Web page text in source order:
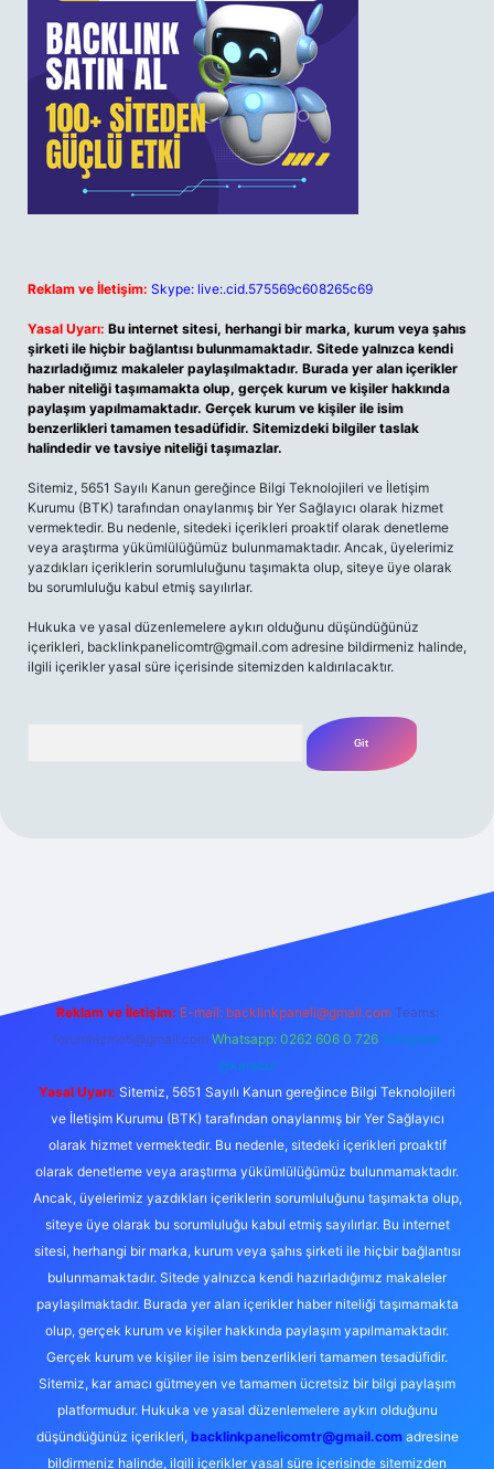
Reklam ve İletişim: Skype: live:.cid.575569c608265c69
Yasal Uyarı: Bu internet sitesi, herhangi bir marka, kurum veya şahıs
şirketi ile hiçbir bağlantısı bulunmamaktadır. Sitede yalnızca kendi
hazırladığımız makaleler paylaşılmaktadır. Burada yer alan içerikler
haber niteliği taşımamakta olup, gerçek kurum ve kişiler hakkında
paylaşım yapılmamaktadır. Gerçek kurum ve kişiler ile isim
benzerlikleri tamamen tesadüfidir. Sitemizdeki bilgiler taslak
halindedir ve tavsiye niteliği taşımazlar.
Sitemiz, 5651 Sayılı Kanun gereğince Bilgi Teknolojileri ve İletişim
Kurumu (BTK) tarafından onaylanmış bir Yer Sağlayıcı olarak hizmet
vermektedir. Bu nedenle, sitedeki içerikleri proaktif olarak denetleme
veya araştırma yükümlülüğümüz bulunmamaktadır. Ancak, üyelerimiz
yazdıkları içeriklerin sorumluluğunu taşımakta olup, siteye üye olarak
bu sorumluluğu kabul etmiş sayılırlar.
Hukuka ve yasal düzenlemelere aykırı olduğunu düşündüğünüz
içerikleri, backlinkpanelicomtr@gmail.com adresine bildirmeniz halinde,
ilgili içerikler yasal süre içerisinde sitemizden kaldırılacaktır.
Reklam ve İletişim: E-mail: backlinkpaneli@gmail.com Teams:
forumhizmeti@gmail.com Whatsapp: 0262 606 0 726 Telegram:
@karabul
Yasal Uyarı: Sitemiz, 5651 Sayılı Kanun gereğince Bilgi Teknolojileri
ve İletişim Kurumu (BTK) tarafından onaylanmış bir Yer Sağlayıcı
olarak hizmet vermektedir. Bu nedenle, sitedeki içerikleri proaktif
olarak denetleme veya araştırma yükümlülüğümüz bulunmamaktadır.
Ancak, üyelerimiz yazdıkları içeriklerin sorumluluğunu taşımakta olup,
siteye üye olarak bu sorumluluğu kabul etmiş sayılırlar. Bu internet
sitesi, herhangi bir marka, kurum veya şahıs şirketi ile hiçbir bağlantısı
bulunmamaktadır. Sitede yalnızca kendi hazırladığımız makaleler
paylaşılmaktadır. Burada yer alan içerikler haber niteliği taşımamakta
olup, gerçek kurum ve kişiler hakkında paylaşım yapılmamaktadır.
Gerçek kurum ve kişiler ile isim benzerlikleri tamamen tesadüfidir.
Sitemiz, kar amacı gütmeyen ve tamamen ücretsiz bir bilgi paylaşım
platformudur. Hukuka ve yasal düzenlemelere aykırı olduğunu
düşündüğünüz içerikleri, backlinkpanelicomtr@gmail.comadresine
bildirmeniz halinde, ilgili içerikler yasal süre içerisinde sitemizden